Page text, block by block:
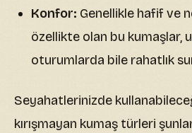
Konfor: Genellikle hafif ve
özellikte olan bu kumaşlar,
oturumlarda bile rahatlık
Seyahatlerinizde
kırışmayan kumaş türleri